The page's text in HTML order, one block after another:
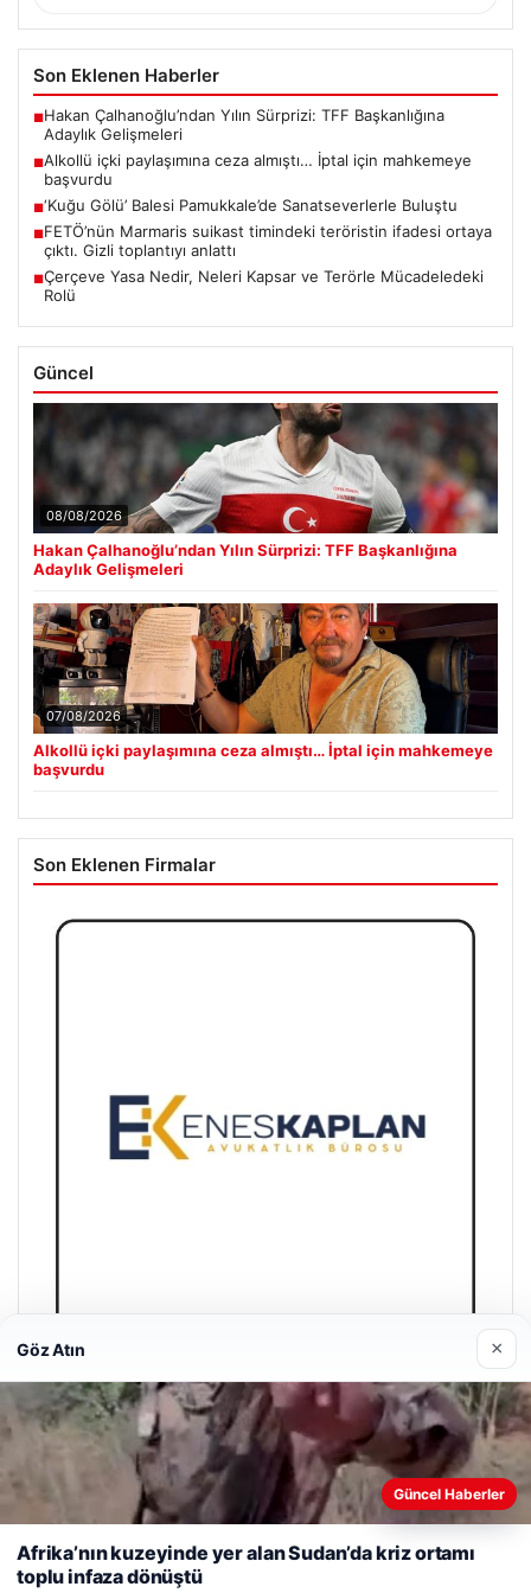
Son Eklenen Haberler
■Hakan Çalhanoğlu’ndan Yılın Sürprizi: TFF Başkanlığına
Adaylık Gelişmeleri
■Alkollü içki paylaşımına ceza almıştı… İptal için mahkemeye
başvurdu
■‘Kuğu Gölü’ Balesi Pamukkale’de Sanatseverlerle Buluştu
■FETÖ’nün Marmaris suikast timindeki teröristin ifadesi ortaya
çıktı. Gizli toplantıyı anlattı
■Çerçeve Yasa Nedir, Neleri Kapsar ve Terörle Mücadeledeki
Rolü
Güncel
08/08/2026
Hakan Çalhanoğlu’ndan Yılın Sürprizi: TFF Başkanlığına
Adaylık Gelişmeleri
07/08/2026
Alkollü içki paylaşımına ceza almıştı… İptal için mahkemeye
başvurdu
Son Eklenen Firmalar
Enes Kaplan Avukatlık Bürosu
28/04/2026
Web sitemizi nasıl kullandığınızı daha iyi anlayabilmek,
kullanıyoruz.Çerez Politikamız
Göz Atın ×
Güncel Haberler
Afrika’nın kuzeyinde yer alan Sudan’da kriz ortamı
toplu infaza dönüştü